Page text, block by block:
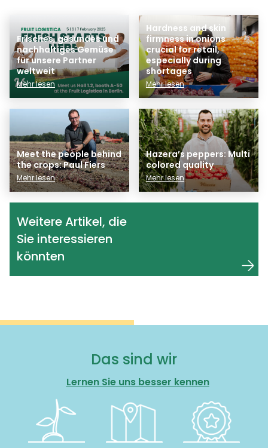
Frisches, gesundes und
nachhaltiges Gemüse
für unsere Partner
weltweit
Mehr lesen
Meet the people behind
the crops: Paul Fiers
Mehr lesen
Hardness and skin
firmness in onions
crucial for retail,
especially during
shortages
Mehr lesen
Hazera’s peppers: Multi
colored quality
Mehr lesen
Weitere Artikel, die
Sie interessieren
könnten
Das sind wir
Lernen Sie uns besser kennen